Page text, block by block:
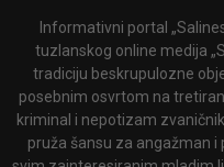
Informativni portal
tuzlanskog online medija
tradiciju beskrupulozne
posebnim osvrtom na
kriminal i nepotizam
pruža šansu za angažman